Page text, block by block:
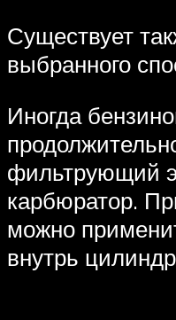
Существует
выбранного
Иногда
фильтрующий
карбюратор.
можно
внутрь